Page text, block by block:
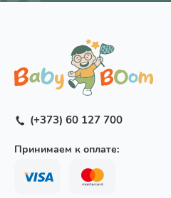
(+373) 60 127 700
Принимаем к оплате: